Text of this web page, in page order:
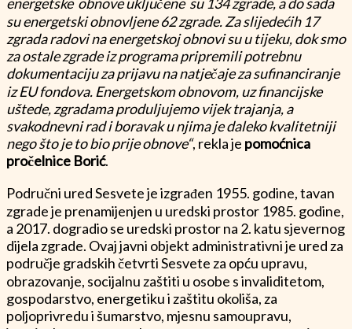
su energetski obnovljene 62 zgrade. Za slijedećih 17
zgrada radovi na energetskoj obnovi su u tijeku, dok smo
za ostale zgrade iz programa pripremili potrebnu
dokumentaciju za prijavu na natječaje za sufinanciranje
iz EU fondova. Energetskom obnovom, uz financijske
uštede, zgradama produljujemo vijek trajanja, a
svakodnevni rad i boravak u njima je daleko kvalitetniji
nego što je to bio prije obnove“, rekla je pomoćnica
pročelnice Borić.
Područni ured Sesvete je izgrađen 1955. godine, tavan
zgrade je prenamijenjen u uredski prostor 1985. godine,
a 2017. dogradio se uredski prostor na 2. katu sjevernog
dijela zgrade. Ovaj javni objekt administrativni je ured za
područje gradskih četvrti Sesvete za opću upravu,
obrazovanje, socijalnu zaštiti u osobe s invaliditetom,
gospodarstvo, energetiku i zaštitu okoliša, za
poljoprivredu i šumarstvo, mjesnu samoupravu,